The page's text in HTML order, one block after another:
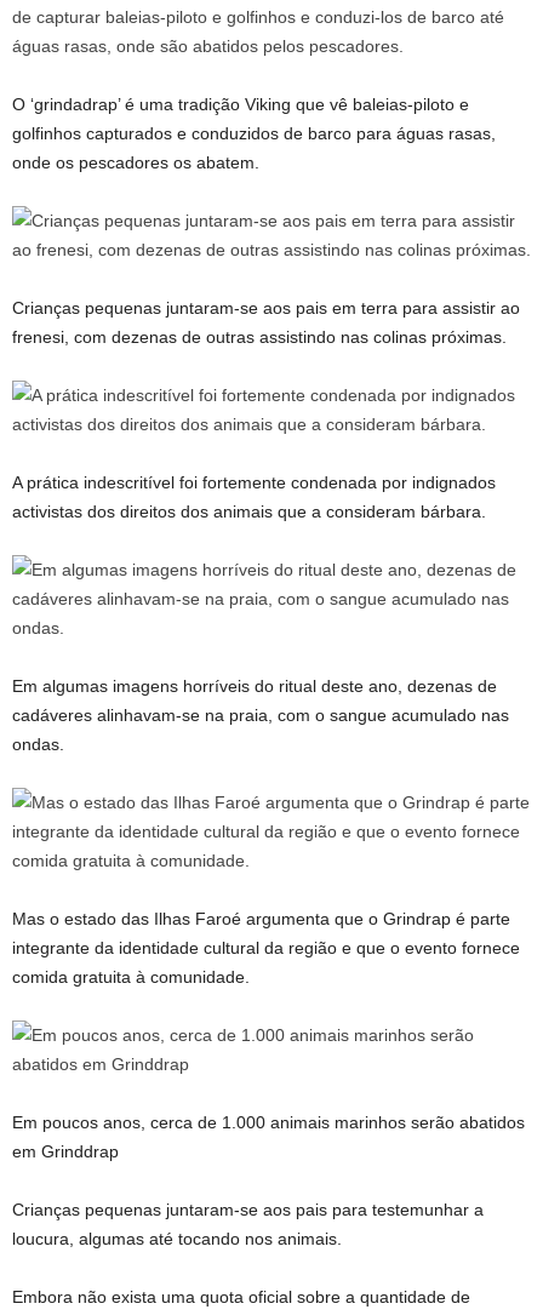
O ‘grindadrap’ é uma tradição Viking que vê baleias-piloto e
golfinhos capturados e conduzidos de barco para águas rasas,
onde os pescadores os abatem.
Crianças pequenas juntaram-se aos pais em terra para assistir ao
frenesi, com dezenas de outras assistindo nas colinas próximas.
A prática indescritível foi fortemente condenada por indignados
activistas dos direitos dos animais que a consideram bárbara.
Em algumas imagens horríveis do ritual deste ano, dezenas de
cadáveres alinhavam-se na praia, com o sangue acumulado nas
ondas.
Mas o estado das Ilhas Faroé argumenta que o Grindrap é parte
integrante da identidade cultural da região e que o evento fornece
comida gratuita à comunidade.
Em poucos anos, cerca de 1.000 animais marinhos serão abatidos
em Grinddrap
Crianças pequenas juntaram-se aos pais para testemunhar a
loucura, algumas até tocando nos animais.
Embora não exista uma quota oficial sobre a quantidade de